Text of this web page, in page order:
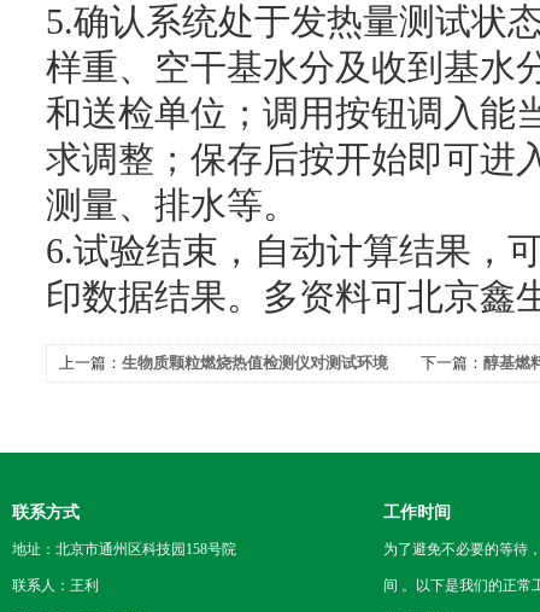
5.确认系统处于发热量测试状
样重、空干基水分及收到基水
和送检单位；调用按钮调入能
求调整；保存后按开始即可进
测量、排水等。
6.试验结束，自动计算结果，
印数据结果。多资料可北京鑫
上一篇： 生物质颗粒燃烧热值检测仪对测试环境
下一篇： 醇基燃
联系方式
地址：北京市通州区科技园158号院
联系人：王利
工作时间
为了避免不必要的等待
间 。以下是我们的正常